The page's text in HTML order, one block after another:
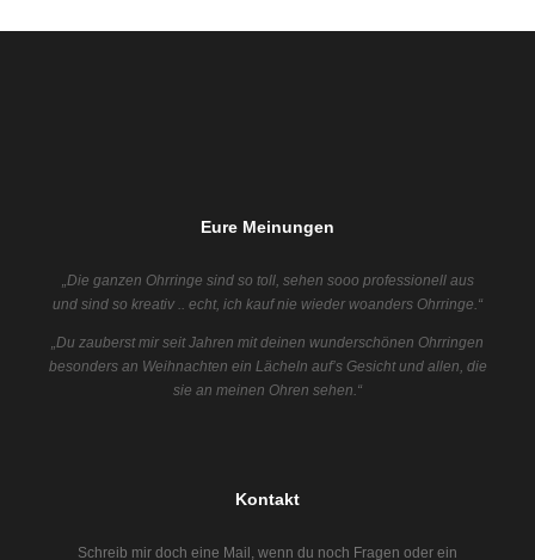
Eure Meinungen
„Die ganzen Ohrringe sind so toll, sehen sooo professionell aus
und sind so kreativ .. echt, ich kauf nie wieder woanders Ohrringe.“
„Du zauberst mir seit Jahren mit deinen wunderschönen Ohrringen
besonders an Weihnachten ein Lächeln auf’s Gesicht und allen, die
sie an meinen Ohren sehen.“
Kontakt
Schreib mir doch eine Mail, wenn du noch Fragen oder ein